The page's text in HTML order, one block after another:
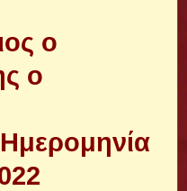
ο
ο